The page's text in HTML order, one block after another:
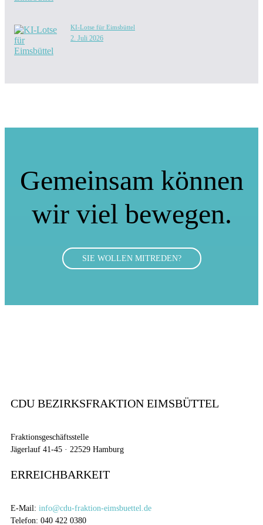
KI-Lotse für Eimsbüttel
2. Juli 2026
Gemeinsam können
wir viel bewegen.
SIE WOLLEN MITREDEN?
CDU BEZIRKSFRAKTION EIMSBÜTTEL
Fraktionsgeschäftsstelle
Jägerlauf 41-45 · 22529 Hamburg
ERREICHBARKEIT
E-Mail: info@cdu-fraktion-eimsbuettel.de
Telefon: 040 422 0380